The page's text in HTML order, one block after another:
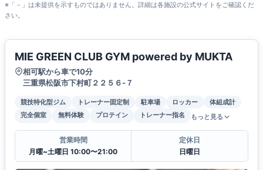
※「－」は未提供を示すものではありません。詳細は各施設の公式サイトをご確認くだ
さい。
MIE GREEN CLUB GYM powered by MUKTA
相可駅から車で10分
三重県松阪市下村町２２５６-７
競技特化型ジム トレーナー固定制 駐車場 ロッカー
体組成計
完全個室
無料体験 プロテイン トレーナー指名 もっと見る
営業時間
月曜~土曜日 10:00〜21:00
定休日
日曜日